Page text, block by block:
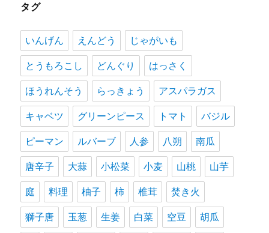
タグ
いんげん えんどう じゃがいも
とうもろこし どんぐり はっさく
ほうれんそう らっきょう アスパラガス
キャベツ グリーンピース トマト バジル
ピーマン ルバーブ 人参 八朔 南瓜
唐辛子 大蒜 小松菜 小麦 山桃 山芋
庭 料理 柚子 柿 椎茸 焚き火
獅子唐 玉葱 生姜 白菜 空豆 胡瓜